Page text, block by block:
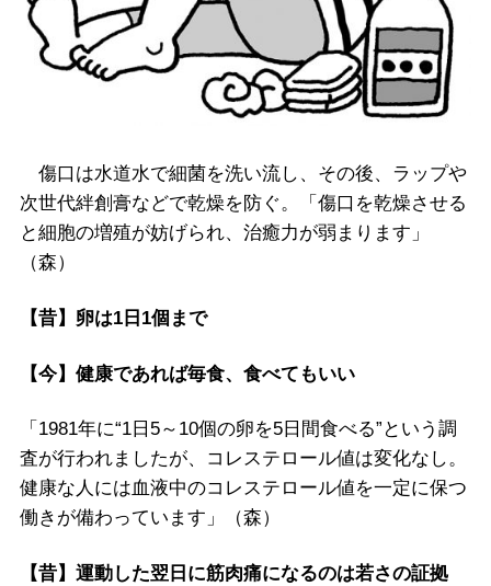
傷口は水道水で細菌を洗い流し、その後、ラップや
次世代絆創膏などで乾燥を防ぐ。「傷口を乾燥させる
と細胞の増殖が妨げられ、治癒力が弱まります」
（森）
【昔】卵は1日1個まで
【今】健康であれば毎食、食べてもいい
「1981年に“1日5～10個の卵を5日間食べる”という調
査が行われましたが、コレステロール値は変化なし。
健康な人には血液中のコレステロール値を一定に保つ
働きが備わっています」（森）
【昔】運動した翌日に筋肉痛になるのは若さの証拠